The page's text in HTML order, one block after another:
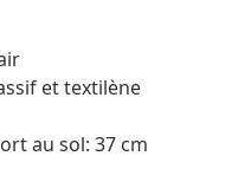
et textilène
au sol: 37 cm